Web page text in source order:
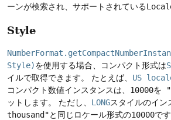
ーンが検索され、サポートされている
Style
Style)を使用する場合、コンパクト形式は
イルで取得できます。
たとえば、 US
コンパクト数値インスタンスは、 10000を
ットします。
ただし、 LONGスタイルのイン
thousand"と同じロケール形式の10000です